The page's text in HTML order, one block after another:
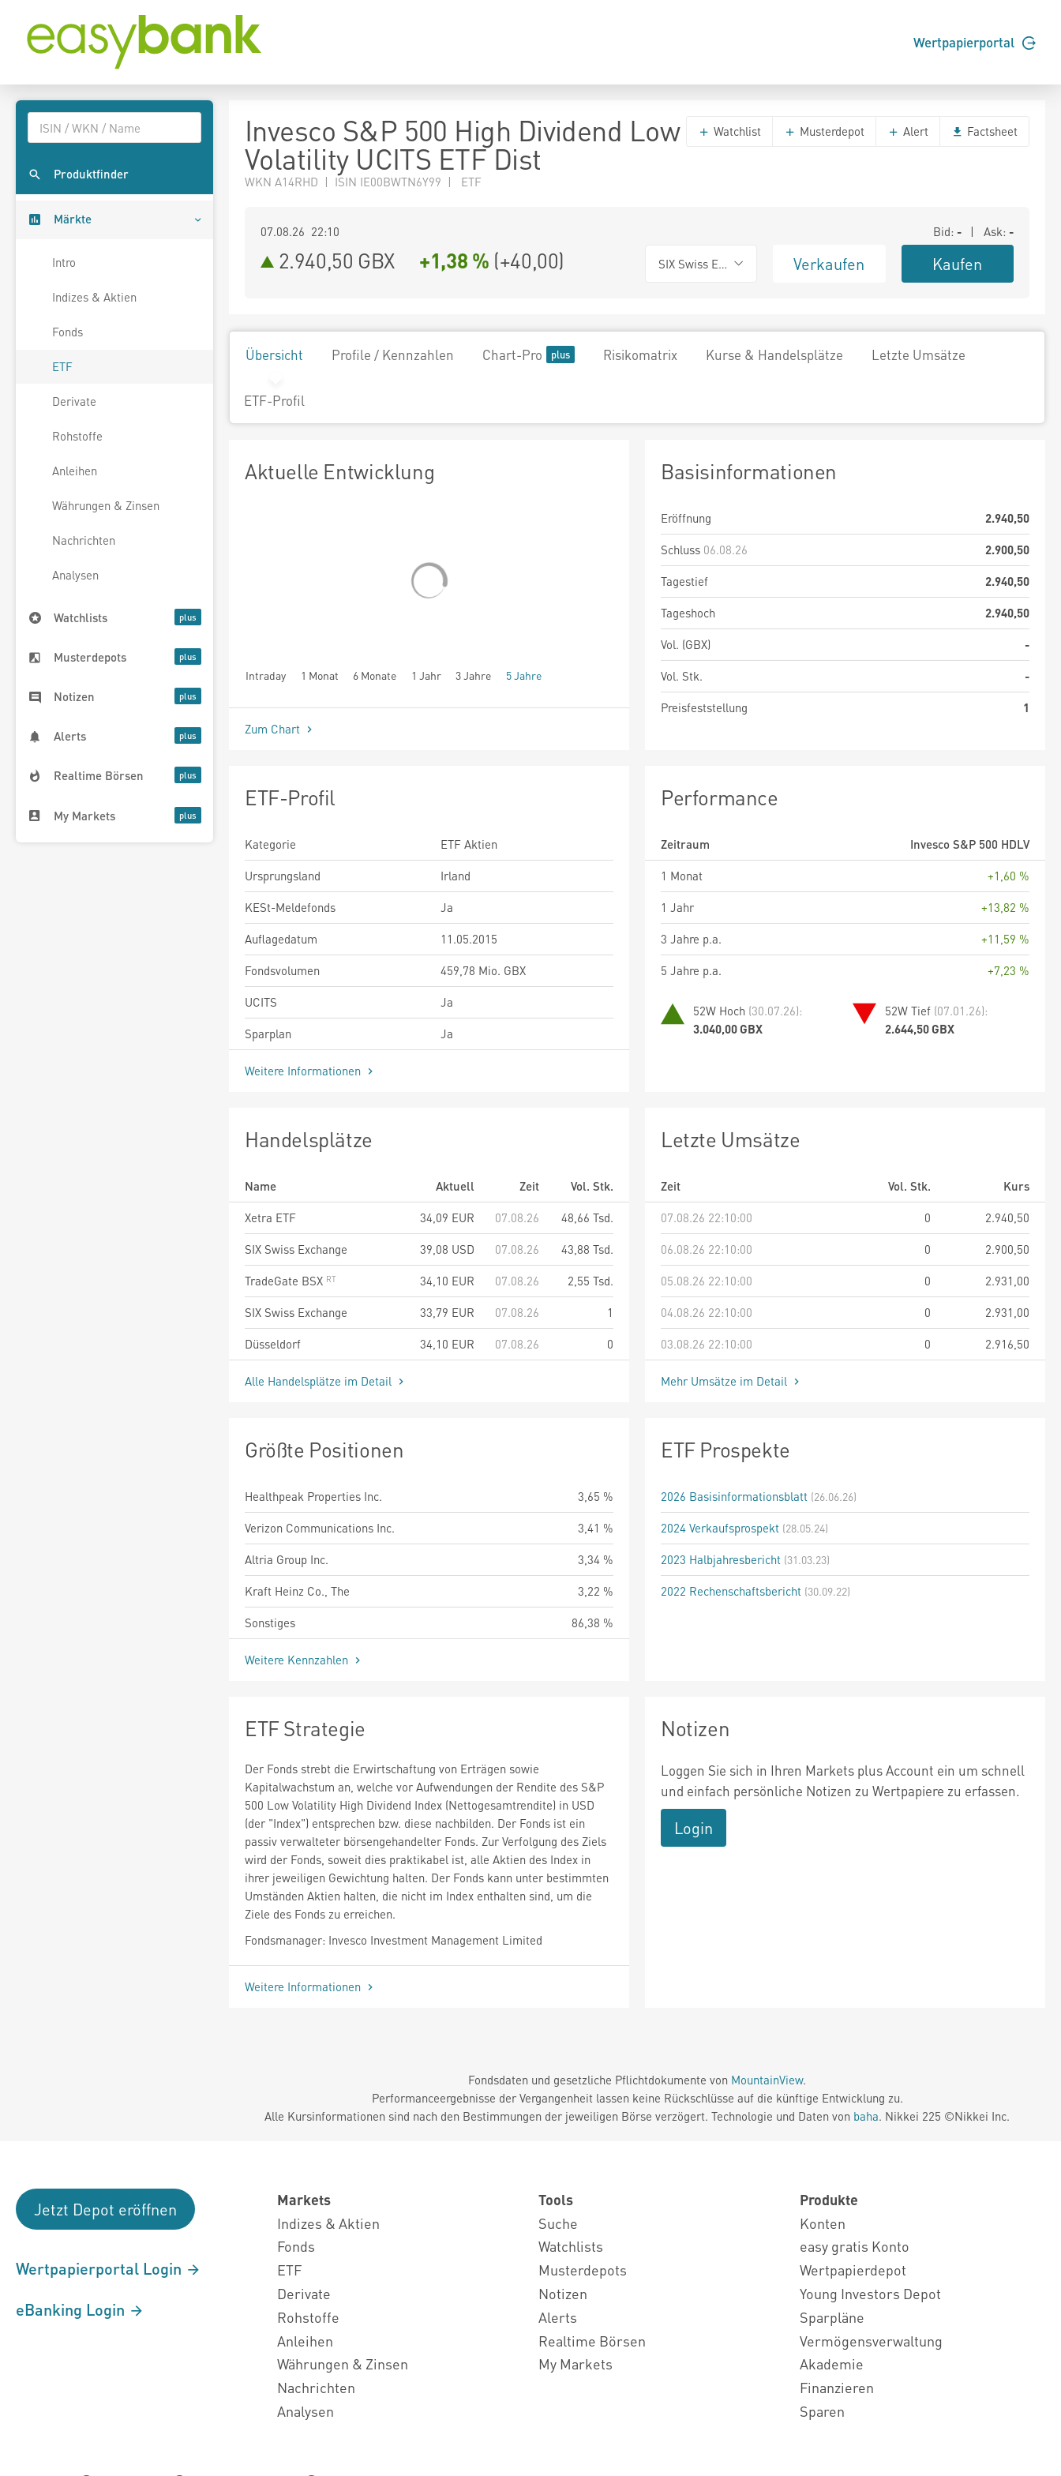
Wertpapierportal
Produktfinder
Märkte
Intro
Indizes & Aktien
Fonds
ETF
Derivate
Rohstoffe
Anleihen
Währungen & Zinsen
Nachrichten
Analysen
Watchlists
Musterdepots
Notizen
Alerts
Realtime Börsen
My Markets
Invesco S&P 500 High Dividend Low
Volatility UCITS ETF Dist
WKN A14RHD | ISIN IE00BWTN6Y99 | ETF
Watchlist Musterdepot Alert Factsheet
07.08.26 22:10 Bid: - | Ask: -
2.940,50 GBX +1,38 % (+40,00) SIX Swiss Exchange Verkaufen Kaufen
Übersicht Profile / Kennzahlen Chart-Pro Risikomatrix Kurse & Handelsplätze Letzte Umsätze
ETF-Profil
Aktuelle Entwicklung
Intraday 1 Monat 6 Monate 1 Jahr 3 Jahre 5 Jahre
seit Beginn
Zum Chart
Basisinformationen
Eröffnung
2.940,50
Schluss 06.08.26
2.900,50
Tagestief
2.940,50
Tageshoch
2.940,50
Vol. (GBX)
-
Vol. Stk.
-
Preisfeststellung
1
ETF-Profil
Kategorie
ETF Aktien
Ursprungsland
Irland
KESt-Meldefonds
Ja
Auflagedatum
11.05.2015
Fondsvolumen
459,78 Mio. GBX
UCITS
Ja
Sparplan
Ja
Weitere Informationen
Performance
Zeitraum
Invesco S&P 500 HDLV
1 Monat
+1,60 %
1 Jahr
+13,82 %
3 Jahre p.a.
+11,59 %
5 Jahre p.a.
+7,23 %
52W Hoch (30.07.26):
3.040,00 GBX
52W Tief (07.01.26):
2.644,50 GBX
Handelsplätze
Name Aktuell Zeit
Vol. Stk.
Xetra ETF
34,09 EUR 07.08.26
48,66 Tsd.
SIX Swiss Exchange
39,08 USD 07.08.26
43,88 Tsd.
TradeGate BSX
34,10 EUR 07.08.26
2,55 Tsd.
SIX Swiss Exchange
33,79 EUR 07.08.26
1
Düsseldorf
34,10 EUR 07.08.26 0
Alle Handelsplätze im Detail
Letzte Umsätze
Zeit Vol. Stk.
Kurs
07.08.26 22:10:00
0
2.940,50
06.08.26 22:10:00
0
2.900,50
05.08.26 22:10:00
0
2.931,00
04.08.26 22:10:00
0
2.931,00
03.08.26 22:10:00
0 2.916,50
Mehr Umsätze im Detail
Größte Positionen
Healthpeak Properties Inc.
3,65 %
Verizon Communications Inc.
3,41 %
Altria Group Inc.
3,34 %
Kraft Heinz Co., The
3,22 %
Sonstiges
86,38 %
Weitere Kennzahlen
ETF Prospekte
2026 Basisinformationsblatt (26.06.26)
2024 Verkaufsprospekt (28.05.24)
2023 Halbjahresbericht (31.03.23)
2022 Rechenschaftsbericht (30.09.22)
ETF Strategie
Der Fonds strebt die Erwirtschaftung von Erträgen sowie
Kapitalwachstum an, welche vor Aufwendungen der Rendite des S&P
500 Low Volatility High Dividend Index (Nettogesamtrendite) in USD
(der "Index") entsprechen bzw. diese nachbilden. Der Fonds ist ein
passiv verwalteter börsengehandelter Fonds. Zur Verfolgung des Ziels
wird der Fonds, soweit dies praktikabel ist, alle Aktien des Index in
ihrer jeweiligen Gewichtung halten. Der Fonds kann unter bestimmten
Umständen Aktien halten, die nicht im Index enthalten sind, um die
Ziele des Fonds zu erreichen.
Fondsmanager: Invesco Investment Management Limited
Weitere Informationen
Notizen
Loggen Sie sich in Ihren Markets plus Account ein um schnell
und einfach persönliche Notizen zu Wertpapiere zu erfassen.
Login
Fondsdaten und gesetzliche Pflichtdokumente von MountainView.
Performanceergebnisse der Vergangenheit lassen keine Rückschlüsse auf die künftige Entwicklung zu.
Alle Kursinformationen sind nach den Bestimmungen der jeweiligen Börse verzögert. Technologie und Daten von baha. Nikkei 225 ©Nikkei Inc.
Jetzt Depot eröffnen
Wertpapierportal Login
eBanking Login
Markets
Indizes & Aktien
Fonds
ETF
Derivate
Rohstoffe
Anleihen
Währungen & Zinsen
Nachrichten
Analysen
Tools
Suche
Watchlists
Musterdepots
Notizen
Alerts
Realtime Börsen
My Markets
Produkte
Konten
easy gratis Konto
Wertpapierdepot
Young Investors Depot
Sparpläne
Vermögensverwaltung
Akademie
Finanzieren
Sparen